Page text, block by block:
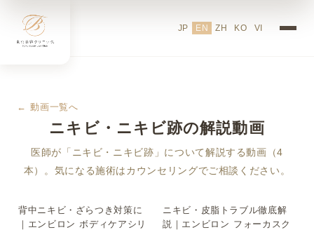
JP EN ZH KO VI
← 動画一覧へ
ニキビ・ニキビ跡の解説動画
医師が「ニキビ・ニキビ跡」について解説する動画（4
本）。気になる施術はカウンセリングでご相談ください。
▶
背中ニキビ・ざらつき対策に
｜エンビロン ボディケアシリ
▶
ニキビ・皮脂トラブル徹底解
説｜エンビロン フォーカスク